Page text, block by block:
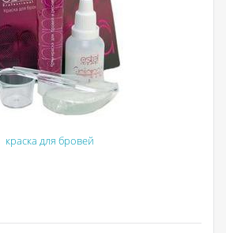
краска для бровей